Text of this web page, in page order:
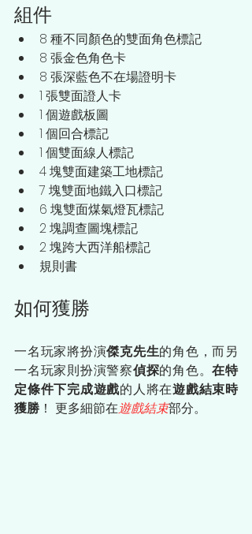
組件
8 種不同顏色的雙面角色標記
8 張金色角色卡
8 張深藍色不在場證明卡
1 張雙面證人卡
1 個遊戲板圖
1 個回合標記
1 個雙面線人標記
4 塊雙面建築工地標記
7 塊雙面地鐵入口標記
6 塊雙面煤氣燈瓦標記
2 塊調查圖塊標記
2 塊跨大西洋船標記
規則書
如何獲勝
一名玩家將扮演傑克先生的角色，而另
一名玩家則扮演警察偵探的角色。在特
定條件下完成遊戲的人將在遊戲結束時
獲勝 ！ 更多細節在遊戲結束部分。